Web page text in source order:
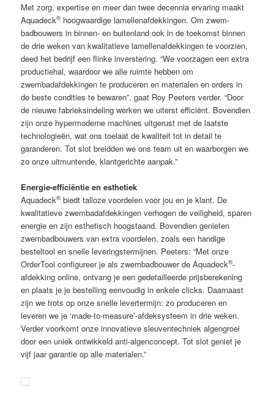
Met zorg, expertise en meer dan twee decennia ervaring maakt
Aquadeck®hoogwaardige lamellenafdekkingen. Om zwem­
badbouwers in binnen- en buitenland ook in de toekomst binnen
de drie weken van kwalitatieve lamellenafdekkingen te voorzien,
deed het bedrijf een flinke inverstering. “We voorzagen een extra
productiehal, waardoor we alle ruimte hebben om
zwembadafdekkingen te produceren en materialen en orders in
de beste condities te bewaren”, gaat Roy Peeters verder. “Door
de nieuwe fabrieksindeling werken we uiterst efficiënt. Bovendien
zijn onze hypermoderne machines uitgerust met de laatste
technologieën, wat ons toelaat de kwaliteit tot in detail te
garanderen. Tot slot breidden we ons team uit en waarborgen we
zo onze uitmuntende, klantgerichte aanpak.”
Energie-efficiëntie en esthetiek
Aquadeck®biedt talloze voordelen voor jou en je klant. De
kwalitatieve zwembadafdekkingen verhogen de veiligheid, sparen
energie en zijn esthetisch hoogstaand. Bovendien genieten
zwembadbouwers van extra voordelen, zoals een handige
besteltool en snelle leveringstermijnen. Peeters: “Met onze
OrderTool configureer je als zwembadbouwer de Aquadeck®-
afdekking online, ontvang je een gedetailleerde prijsberekening
en plaats je je bestelling eenvoudig in enkele clicks. Daarnaast
zijn we trots op onze snelle levertermijn: zo produceren en
leveren we je ‘made-to-measure’-afdeksysteem in drie weken.
Verder voorkomt onze innovatieve sleuventechniek algengroei
door een uniek ontwikkeld anti-algenconcept. Tot slot geniet je
vijf jaar garantie op alle materialen.”